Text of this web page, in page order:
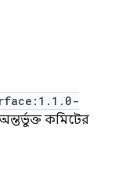
কমিটের